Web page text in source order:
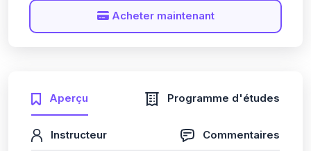
Aperçu Programme d'études
Instructeur Commentaires
Acheter maintenant